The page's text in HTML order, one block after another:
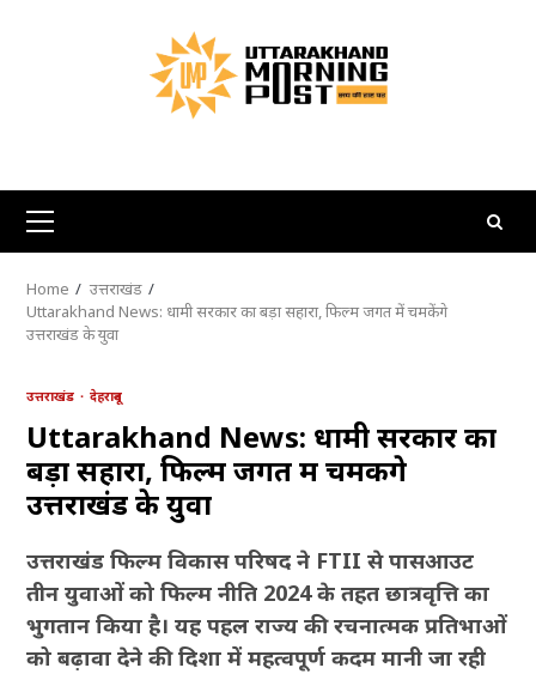
Primary
Menu
Home
उत्तराखंड
Uttarakhand News: धामी सरकार का बड़ा सहारा, फिल्म जगत में चमकेंगे
उत्तराखंड के युवा
उत्तराखंड देहरादून
Uttarakhand News: धामी सरकार का
बड़ा सहारा, फिल्म जगत में चमकेंगे
उत्तराखंड के युवा
उत्तराखंड फिल्म विकास परिषद ने FTII से पासआउट
तीन युवाओं को फिल्म नीति 2024 के तहत छात्रवृत्ति का
भुगतान किया है। यह पहल राज्य की रचनात्मक प्रतिभाओं
को बढ़ावा देने की दिशा में महत्वपूर्ण कदम मानी जा रही